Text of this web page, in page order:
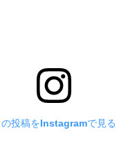
の投稿をInstagramで見る